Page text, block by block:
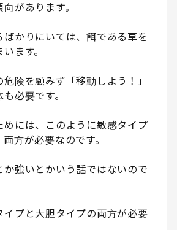
があります。
かりにいては、餌である草を
ます。
険を顧みず「移動しよう！」
必要です。
めには、このように敏感タイプ
方が必要なのです。
か強いとかいう話ではないので
イプと大胆タイプの両方が必要